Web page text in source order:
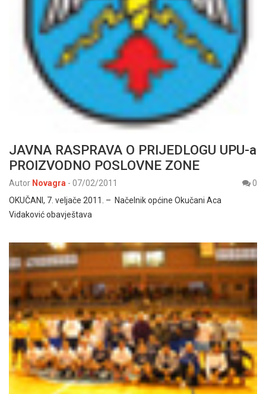
JAVNA RASPRAVA O PRIJEDLOGU UPU-a
PROIZVODNO POSLOVNE ZONE
Autor Novagra - 07/02/2011
0
OKUČANI, 7. veljače 2011. – Načelnik općine Okučani Aca
Vidaković obavještava